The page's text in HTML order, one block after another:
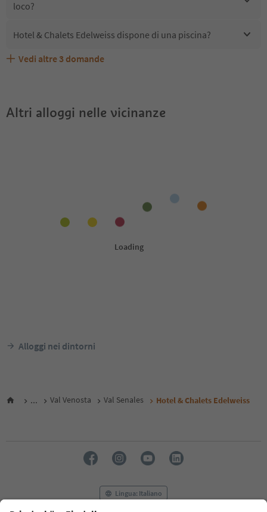
loco?
Hotel & Chalets Edelweiss dispone di una piscina?
Hotel & Chalets Edelweiss accetta animali domestici?
Quali servizi/attività sono disponibili presso Hotel &
Gli ospiti di Hotel & Chalets Edelweiss ricevono l'Alto
Vedi altre 3 domande
Altri alloggi nelle vicinanze
Alloggi nei dintorni
... Val Venosta Val Senales Hotel & Chalets Edelweiss
Lingua: Italiano